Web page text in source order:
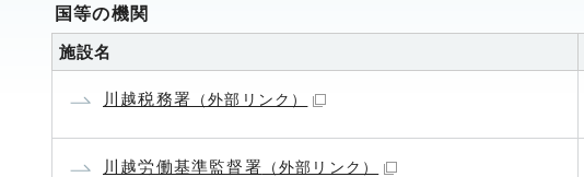
国等の機関
施設名
川越税務署 （外部リンク）
川越労働基準監督署 （外部リンク）